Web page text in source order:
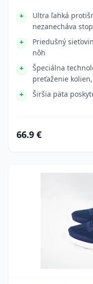
Ultra ľahká
nezanecháva
Priedušný
nôh
Špeciálna
preťaženie
Širšia päta
66.9 €